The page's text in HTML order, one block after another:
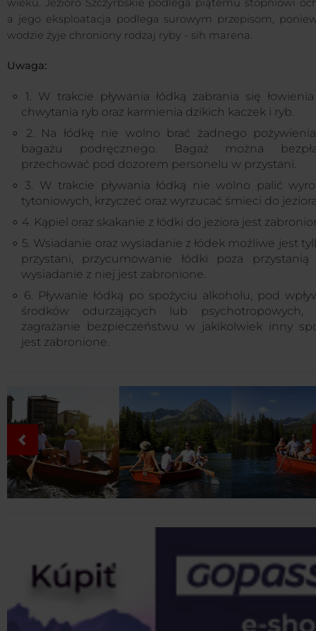
wieku. Jezioro Szczyrbskie podlega piątemu stopniowi
a jego eksploatacja podlega surowym przepisom,
wodzie żyje chroniony rodzaj ryby - sih marena.
Uwaga:
1. W trakcie pływania łódką zabrania się
chwytania ryb oraz karmienia dzikich kaczek i ryb.
2. Na łódkę nie wolno brać żadnego
bagażu podręcznego. Bagaż można
przechować pod dozorem personelu w przystani.
3. W trakcie pływania łódką nie wolno palić
tytoniowych, krzyczeć oraz wyrzucać śmieci do
4. Kąpiel oraz skakanie z łódki do jeziora jest
5. Wsiadanie oraz wysiadanie z łódek możliwe jest
przystani, przycumowanie łódki poza przystanią
wysiadanie z niej jest zabronione.
6. Pływanie łódką po spożyciu alkoholu, pod
środków odurzających lub psychotropowych,
zagrażanie bezpieczeństwu w jakikolwiek inny
jest zabronione.